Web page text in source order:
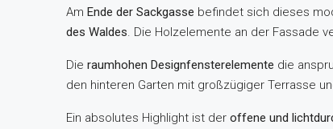
Am Ende der Sackgasse befindet sich dieses
des Waldes . Die Holzelemente an der Fassade
Die raumhohen Designfensterelemente die
den hinteren Garten mit großzügiger Terrasse
Ein absolutes Highlight ist der offene und